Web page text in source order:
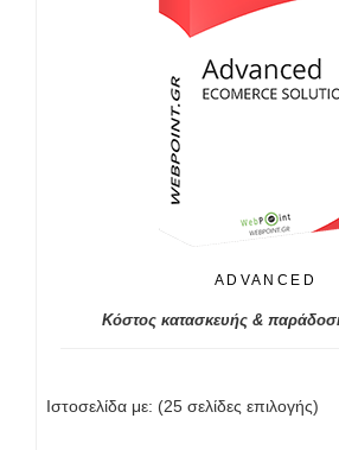
ADVANCED
Κόστος κατασκευής &
Ιστοσελίδα με: (25 σελίδες επιλογής)